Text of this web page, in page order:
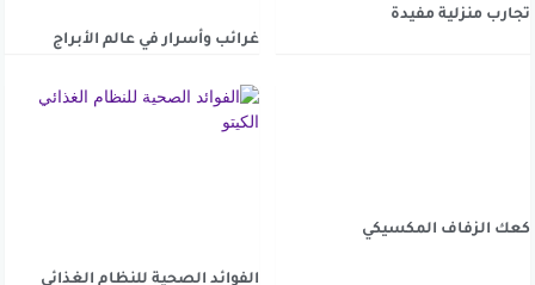
تجارب منزلية مفيدة
غرائب وأسرار في عالم الأبراج
كعك الزفاف المكسيكي
الفوائد الصحية للنظام الغذائي